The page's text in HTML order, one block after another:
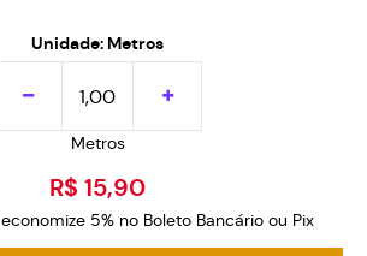
Unidade: Metros
Metros
R$ 15,90
economize 5% no Boleto Bancário ou Pix